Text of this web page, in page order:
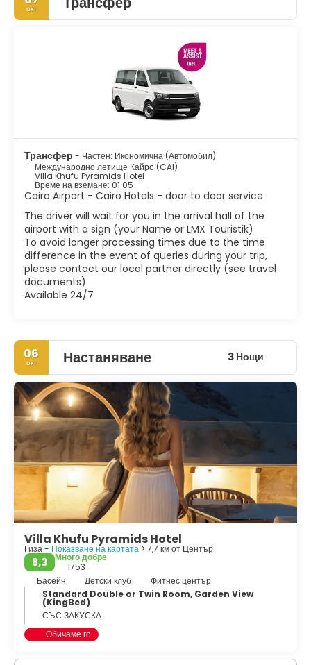
Платото Гиза, което включва пирамидите в Гиза и Сфинкса, е
древния свят и най-известната туристическа атракция в
страната. Чистата маса на пирамидите е вдъхновяваща.
Ислямският Кайро, центърът на историческия Кайро, най-
добре се прави пеша. Разположен източно от центъра на
града, той е пълен с очарователни малки джамии и водни
фонтани. Най-важните места за посещение са Цитаделата,
джамията Мохамед Али, Хан ел Халили, основният базар,
архитектура, както и някои от турските бани или хамами в
Кайро. Никое посещение в Кайро не е завършено, без да
видите египетския музей.
Екзотична атмосфера, хаотичен трафик, хиляди минарета,
шум, очарователни хора, Кайро е очарователен град. Малко
градове по света надминават Кайро по брой паметници или
архитектурни стилове. Кайро не е обикновен град, Кайро е
цял свят.
окт
Трансфер - Частен: Икономична (Автомобил)
Международно летище Кайро (CAI)
Villa Khufu Pyramids Hotel
Време на вземане: 01:05
Cairo Airport - Cairo Hotels - door to door service
The driver will wait for you in the arrival hall of the
airport with a sign (your Name or LMX Touristik)
To avoid longer processing times due to the time
difference in the event of queries during your trip,
please contact our local partner directly (see travel
documents)
Available 24/7
06
окт Настаняване 3 Нощи
Villa Khufu Pyramids Hotel
Гиза - Показване на картата > 7,7 км от Център
8,3
Много добре
1753
Басейн
Детски клуб
Фитнес център
Standard Double or Twin Room, Garden View
(KingBed)
СЪС ЗАКУСКА
Обичаме го